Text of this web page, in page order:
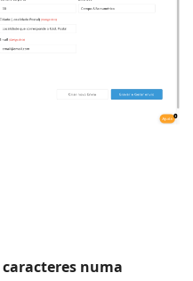
caracteres numa